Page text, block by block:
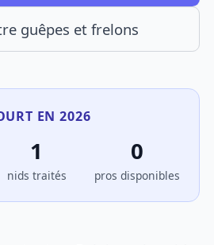
guêpes et frelons
EN 2026
1
nids traités
0
pros disponibles